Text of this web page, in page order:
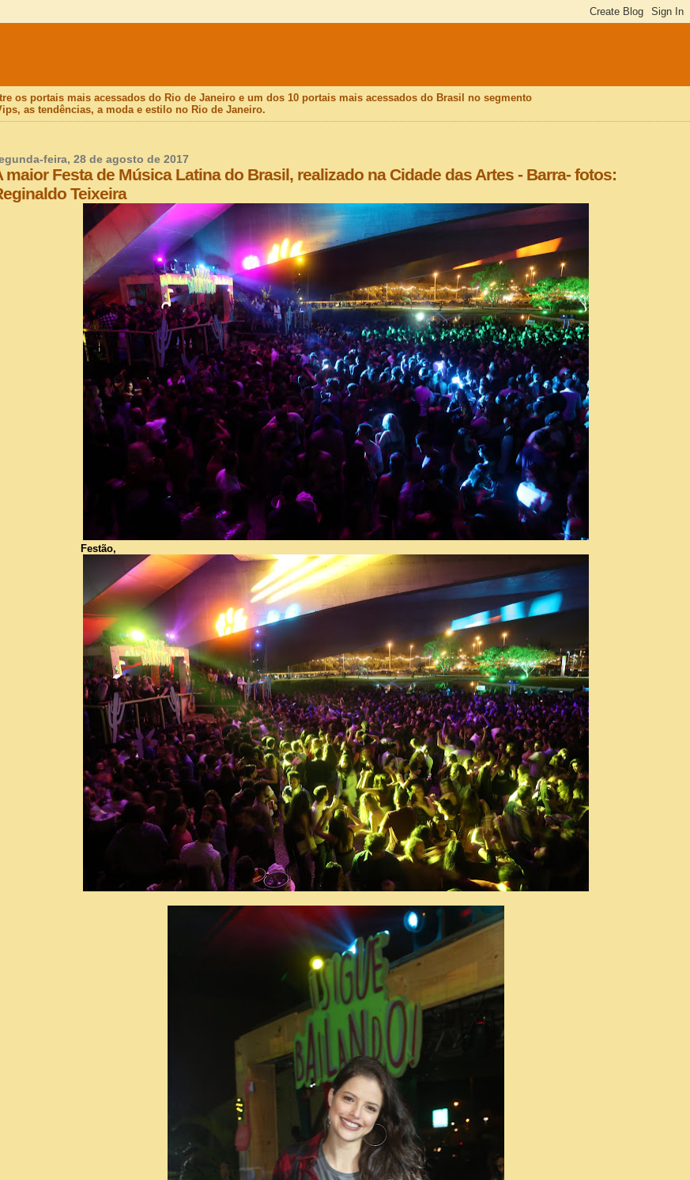
os portais mais acessados do Rio de Janeiro e um dos 10 portais mais acessados do Brasil no segmento
as tendências, a moda e estilo no Rio de Janeiro.
feira, 28 de agosto de 2017
maior Festa de Música Latina do Brasil, realizado na Cidade das Artes - Barra- fotos:
Teixeira
Festão,